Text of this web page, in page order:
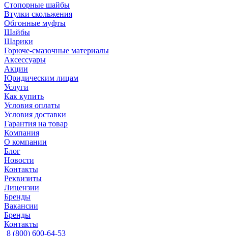
Стопорные шайбы
Втулки скольжения
Обгонные муфты
Шайбы
Шарики
Горюче-смазочные материалы
Аксессуары
Акции
Юридическим лицам
Услуги
Как купить
Условия оплаты
Условия доставки
Гарантия на товар
Компания
О компании
Блог
Новости
Контакты
Реквизиты
Лицензии
Бренды
Вакансии
Бренды
Контакты
8 (800) 600-64-53